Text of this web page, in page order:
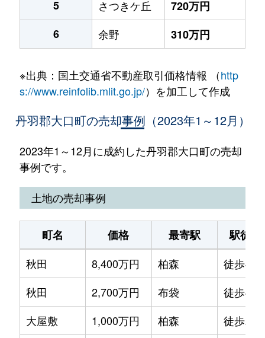
5
さつきケ丘
720万円
6
余野 310万円
※出典：国土交通省不動産取引価格情報 （http
s://www.reinfolib.mlit.go.jp/）を加工して作成
丹羽郡大口町の売却事例（2023年1～12月）
2023年1～12月に成約した丹羽郡大口町の売却
事例です。
土地の売却事例
町名 価格 最寄駅
駅徒歩
秋田
8,400万円 柏森
徒歩45
秋田
2,700万円 布袋
徒歩45
大屋敷
1,000万円 柏森
徒歩28